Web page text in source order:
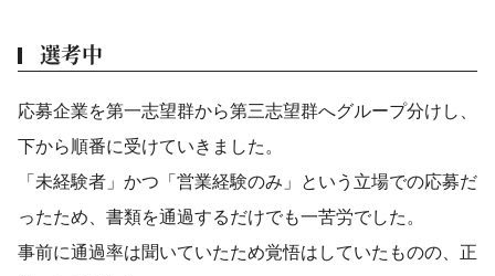
選考中
応募企業を第一志望群から第三志望群へグループ分けし、
下から順番に受けていきました。
「未経験者」かつ「営業経験のみ」という立場での応募だ
ったため、書類を通過するだけでも一苦労でした。
事前に通過率は聞いていたため覚悟はしていたものの、正